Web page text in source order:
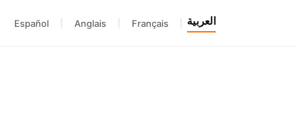
العربية Français
Anglais
Español